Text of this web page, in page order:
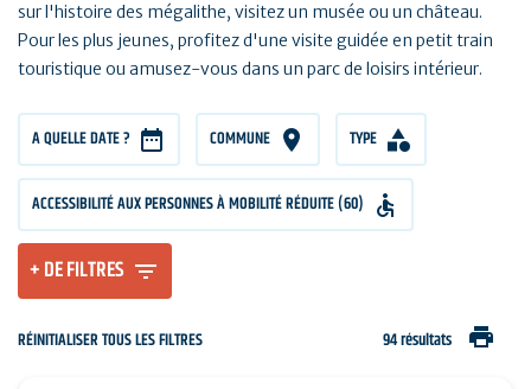
sur l'histoire des mégalithe, visitez un musée ou un château.
Pour les plus jeunes, profitez d'une visite guidée en petit train
touristique ou amusez-vous dans un parc de loisirs intérieur.
A QUELLE DATE ? COMMUNE TYPE
ACCESSIBILITÉ AUX PERSONNES À MOBILITÉ RÉDUITE (60)
+ DE FILTRES
RÉINITIALISER TOUS LES FILTRES 94 résultats print